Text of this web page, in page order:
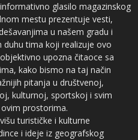
glasilo magazinskog
mestu prezentuje vesti,
u našem gradu i
duhu tima koji realizuje ovo
upozna čitaoce sa
kako bismo na taj način
pitanja u društvenoj,
kulturnoj, sportskoj i svim
prostorima.
turističke i kulturne
i ideje iz geografskog